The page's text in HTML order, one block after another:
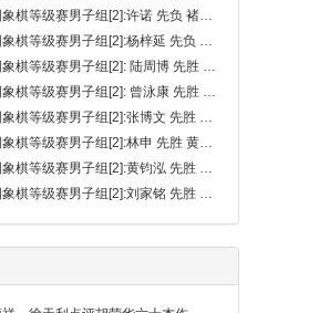
2026第20届全国象棋等级赛男子组[2]:许诺 先负 褚明睿
2026第20届全国象棋等级赛男子组[2]:杨梓延 先负 戴晨
2026第20届全国象棋等级赛男子组[2]: 陆周博 先胜 李致远
2026第20届全国象棋等级赛男子组[2]: 曾泳康 先胜 陈扬铭
2026第20届全国象棋等级赛男子组[2]:张博文 先胜 黄卓霆
2026第20届全国象棋等级赛男子组[2]:林申 先胜 黄煌斌
2026第20届全国象棋等级赛男子组[2]:黄钧泓 先胜 张嘉禾
2026第20届全国象棋等级赛男子组[2]:刘家铭 先胜 吴诺行